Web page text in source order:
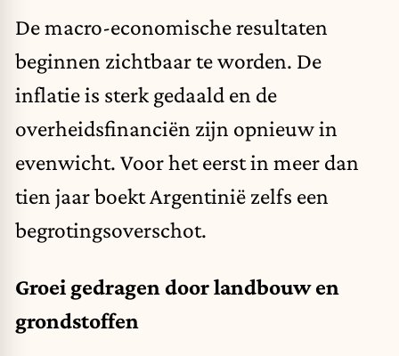
De macro-economische resultaten
beginnen zichtbaar te worden. De
inflatie is sterk gedaald en de
overheidsfinanciën zijn opnieuw in
evenwicht. Voor het eerst in meer dan
tien jaar boekt Argentinië zelfs een
begrotingsoverschot.
Groei gedragen door landbouw en
grondstoffen